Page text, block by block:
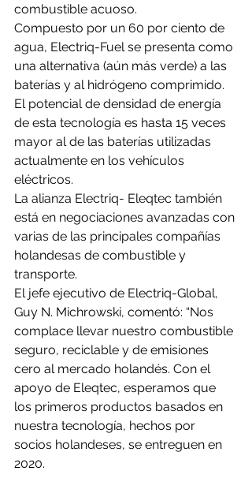
combustible acuoso.
Compuesto por un 60 por ciento de
agua, Electriq-Fuel se presenta como
una alternativa (aún más verde) a las
baterías y al hidrógeno comprimido.
El potencial de densidad de energía
de esta tecnología es hasta 15 veces
mayor al de las baterías utilizadas
actualmente en los vehículos
eléctricos.
La alianza Electriq- Eleqtec también
está en negociaciones avanzadas con
varias de las principales compañías
holandesas de combustible y
transporte.
El jefe ejecutivo de Electriq-Global,
Guy N. Michrowski, comentó: “Nos
complace llevar nuestro combustible
seguro, reciclable y de emisiones
cero al mercado holandés. Con el
apoyo de Eleqtec, esperamos que
los primeros productos basados en
nuestra tecnología, hechos por
socios holandeses, se entreguen en
2020.